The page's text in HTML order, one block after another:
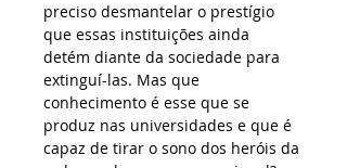
preciso desmantelar o prestígio
que essas instituições ainda
detém diante da sociedade para
extinguí-las. Mas que
conhecimento é esse que se
produz nas universidades e que é
capaz de tirar o sono dos heróis da